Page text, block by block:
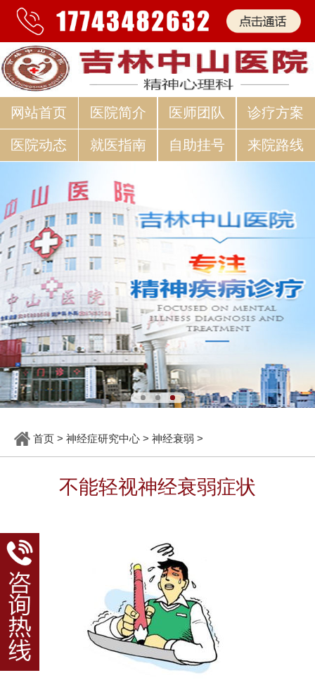
网站首页 医院简介 医师团队 诊疗方案
医院动态 就医指南 自助挂号 来院路线
首页> 神经症研究中心> 神经衰弱 >
不能轻视神经衰弱症状